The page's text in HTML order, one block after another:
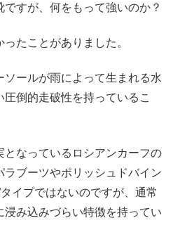
すが、何をもって強いのか？
たことがありました。
ソールが雨によって生まれる水
倒的走破性を持っているこ
となっているロシアンカーフの
ブーツやポリッシュドバイン
イプではないのですが、通常
み込みづらい特徴を持ってい